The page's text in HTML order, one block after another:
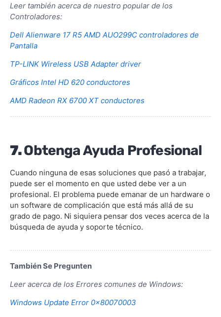
Leer también acerca de nuestro popular de los
Controladores:
Dell Alienware 17 R5 AMD AUO299C controladores de
Pantalla
TP-LINK Wireless USB Adapter driver
Gráficos Intel HD 620 conductores
AMD Radeon RX 6700 XT conductores
7.Obtenga Ayuda Profesional
Cuando ninguna de esas soluciones que pasó a trabajar,
puede ser el momento en que usted debe ver a un
profesional. El problema puede emanar de un hardware o
un software de complicación que está más allá de su
grado de pago. Ni siquiera pensar dos veces acerca de la
búsqueda de ayuda y soporte técnico.
También Se Pregunten
Leer acerca de los Errores comunes de Windows:
Windows Update Error 0x80070003